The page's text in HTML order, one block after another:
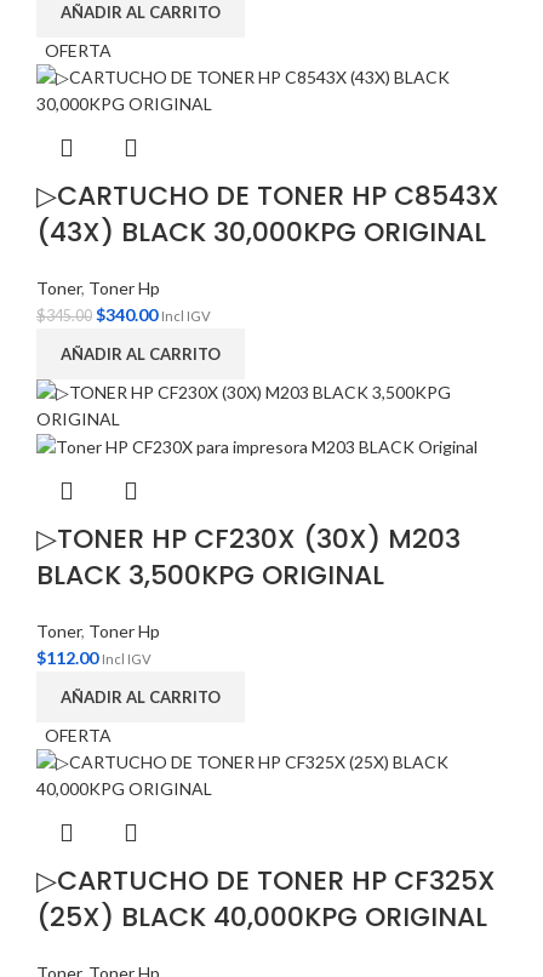
AÑADIR AL CARRITO
OFERTA
▷CARTUCHO DE TONER HP C8543X
(43X) BLACK 30,000KPG ORIGINAL
Toner, Toner Hp
$345.00 $340.00 Incl IGV
AÑADIR AL CARRITO
▷TONER HP CF230X (30X) M203
BLACK 3,500KPG ORIGINAL
Toner, Toner Hp
$112.00 Incl IGV
AÑADIR AL CARRITO
OFERTA
▷CARTUCHO DE TONER HP CF325X
(25X) BLACK 40,000KPG ORIGINAL